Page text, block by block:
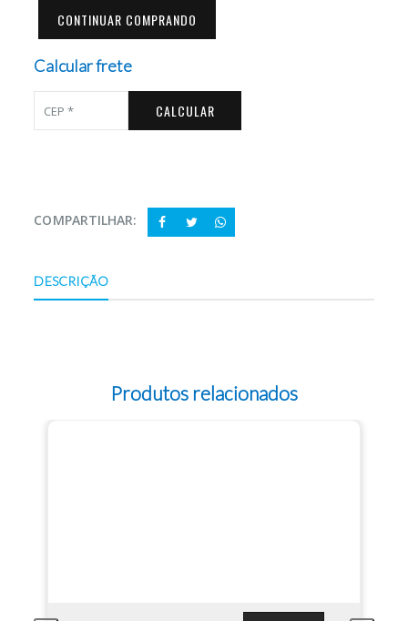
CONTINUAR COMPRANDO
Calcular frete
CALCULAR
COMPARTILHAR:
DESCRIÇÃO
Produtos relacionados